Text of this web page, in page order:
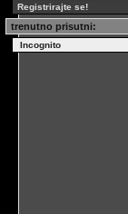
Registrirajte se!
trenutno prisutni:
Incognito